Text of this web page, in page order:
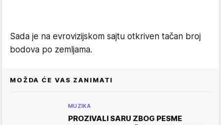
Sada je na evrovizijskom sajtu otkriven tačan broj
bodova po zemljama.
MOŽDA ĆE VAS ZANIMATI
MUZIKA
PROZIVALI SARU ZBOG PESME